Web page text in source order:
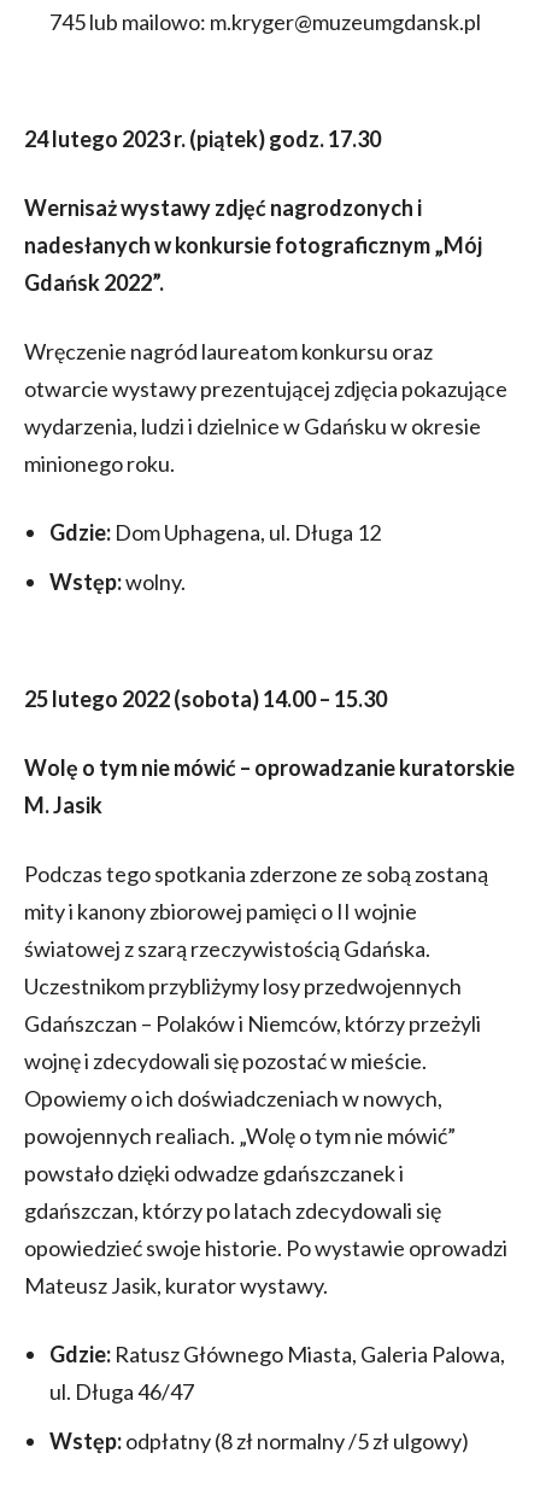
745 lub mailowo: m.kryger@muzeumgdansk.pl
24 lutego 2023 r. (piątek) godz. 17.30
Wernisaż wystawy zdjęć nagrodzonych i
nadesłanych w konkursie fotograficznym „Mój
Gdańsk 2022”.
Wręczenie nagród laureatom konkursu oraz
otwarcie wystawy prezentującej zdjęcia pokazujące
wydarzenia, ludzi i dzielnice w Gdańsku w okresie
minionego roku.
Gdzie: Dom Uphagena, ul. Długa 12
Wstęp:wolny.
25 lutego 2022 (sobota) 14.00 – 15.30
Wolę o tym nie mówić – oprowadzanie kuratorskie
M. Jasik
Podczas tego spotkania zderzone ze sobą zostaną
mity i kanony zbiorowej pamięci o II wojnie
światowej z szarą rzeczywistością Gdańska.
Uczestnikom przybliżymy losy przedwojennych
Gdańszczan – Polaków i Niemców, którzy przeżyli
wojnę i zdecydowali się pozostać w mieście.
Opowiemy o ich doświadczeniach w nowych,
powojennych realiach. „Wolę o tym nie mówić”
powstało dzięki odwadze gdańszczanek i
gdańszczan, którzy po latach zdecydowali się
opowiedzieć swoje historie. Po wystawie oprowadzi
Mateusz Jasik, kurator wystawy.
Gdzie: Ratusz Głównego Miasta, Galeria Palowa,
ul. Długa 46/47
Wstęp:odpłatny (8 zł normalny /5 zł ulgowy)